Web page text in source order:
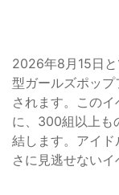
2026年8月15日
型ガールズポッ
されます。この
に、300組以上も
結します。アイド
さに見逃せないイ